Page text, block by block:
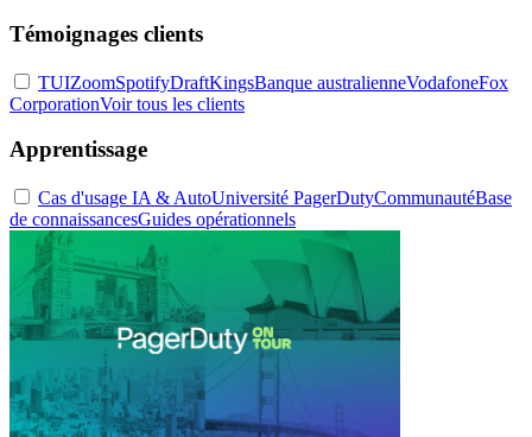
Témoignages clients
TUIZoomSpotifyDraftKingsBanque australienneVodafoneFox
CorporationVoir tous les clients
Apprentissage
Cas d'usage IA & AutoUniversité PagerDutyCommunautéBase
de connaissancesGuides opérationnels